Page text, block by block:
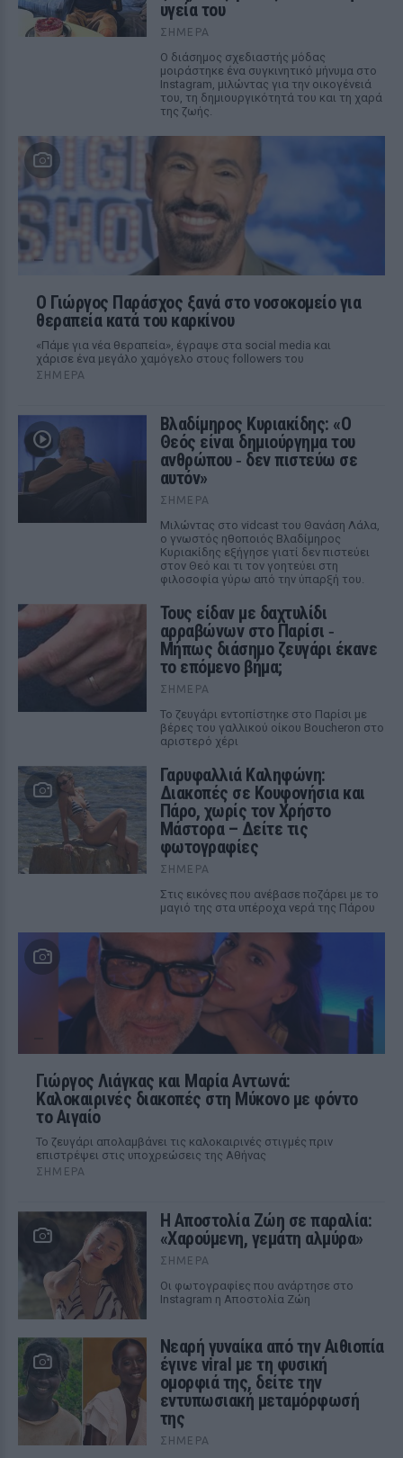
υγεία του
ΣΉΜΕΡΑ
Ο διάσημος σχεδιαστής μόδας
μοιράστηκε ένα συγκινητικό μήνυμα στο
Instagram, μιλώντας για την οικογένειά
του, τη δημιουργικότητά του και τη χαρά
της ζωής.
O Γιώργος Παράσχος ξανά στο νοσοκομείο για
θεραπεία κατά του καρκίνου
«Πάμε για νέα θεραπεία», έγραψε στα social media και
χάρισε ένα μεγάλο χαμόγελο στους followers του
ΣΉΜΕΡΑ
Βλαδίμηρος Κυριακίδης: «Ο
Θεός είναι δημιούργημα του
ανθρώπου ‑ δεν πιστεύω σε
αυτόν»
ΣΉΜΕΡΑ
Μιλώντας στο vidcast του Θανάση Λάλα,
ο γνωστός ηθοποιός Βλαδίμηρος
Κυριακίδης εξήγησε γιατί δεν πιστεύει
στον Θεό και τι τον γοητεύει στη
φιλοσοφία γύρω από την ύπαρξή του.
Τους είδαν με δαχτυλίδι
αρραβώνων στο Παρίσι ‑
Μήπως διάσημο ζευγάρι έκανε
το επόμενο βήμα;
ΣΉΜΕΡΑ
Το ζευγάρι εντοπίστηκε στο Παρίσι με
βέρες του γαλλικού οίκου Boucheron στο
αριστερό χέρι
Γαρυφαλλιά Καληφώνη:
Διακοπές σε Κουφονήσια και
Πάρο, χωρίς τον Χρήστο
Μάστορα – Δείτε τις
φωτογραφίες
ΣΉΜΕΡΑ
Στις εικόνες που ανέβασε ποζάρει με το
μαγιό της στα υπέροχα νερά της Πάρου
Γιώργος Λιάγκας και Μαρία Αντωνά:
Καλοκαιρινές διακοπές στη Μύκονο με φόντο
το Αιγαίο
Το ζευγάρι απολαμβάνει τις καλοκαιρινές στιγμές πριν
επιστρέψει στις υποχρεώσεις της Αθήνας
ΣΉΜΕΡΑ
Η Αποστολία Ζώη σε παραλία:
«Χαρούμενη, γεμάτη αλμύρα»
ΣΉΜΕΡΑ
Οι φωτογραφίες που ανάρτησε στο
Instagram η Αποστολία Ζώη
Νεαρή γυναίκα από την Αιθιοπία
έγινε viral με τη φυσική
ομορφιά της, δείτε την
εντυπωσιακή μεταμόρφωσή
της
ΣΉΜΕΡΑ